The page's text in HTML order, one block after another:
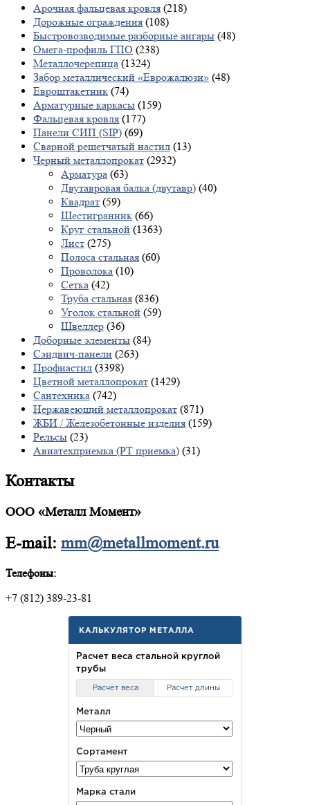
Арочная фальцевая кровля (218)
Дорожные ограждения (108)
Быстровозводимые разборные ангары (48)
Омега-профиль ГПО (238)
Металлочерепица (1324)
Забор металлический «Еврожалюзи» (48)
Евроштакетник (74)
Арматурные каркасы (159)
Фальцевая кровля (177)
Панели СИП (SIP) (69)
Сварной решетчатый настил (13)
Черный металлопрокат (2932)
Арматура (63)
Двутавровая балка (двутавр) (40)
Квадрат (59)
Шестигранник (66)
Круг стальной (1363)
Лист (275)
Полоса стальная (60)
Проволока (10)
Сетка (42)
Труба стальная (836)
Уголок стальной (59)
Швеллер (36)
Доборные элементы (84)
Сэндвич-панели (263)
Профнастил (3398)
Цветной металлопрокат (1429)
Сантехника (742)
Нержавеющий металлопрокат (871)
ЖБИ / Железобетонные изделия (159)
Рельсы (23)
Авиатехприемка (РТ приемка) (31)
Контакты
ООО «Металл Момент»
E-mail: mm@metallmoment.ru
Телефоны:
+7 (812) 389-23-81